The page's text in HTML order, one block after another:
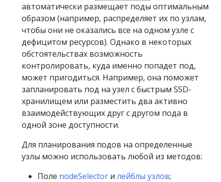
автоматически размещает поды оптимальным
образом (например, распределяет их по узлам,
чтобы они не оказались все на одном узле с
дефицитом ресурсов). Однако в некоторых
обстоятельствах возможность
контролировать, куда именно попадет под,
может пригодиться. Например, она поможет
запланировать под на узел с быстрым SSD-
хранилищем или разместить два активно
взаимодействующих друг с другом пода в
одной зоне доступности.
Для планирования подов на определенные
узлы можно использовать любой из методов:
Поле nodeSelector и лейблы узлов;